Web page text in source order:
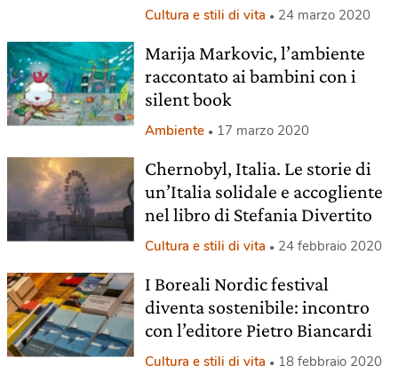
Cultura e stili di vita 24 marzo 2020
Marija Markovic, l’ambiente
raccontato ai bambini con i
silent book
Ambiente 17 marzo 2020
Chernobyl, Italia. Le storie di
un’Italia solidale e accogliente
nel libro di Stefania Divertito
Cultura e stili di vita 24 febbraio 2020
I Boreali Nordic festival
diventa sostenibile: incontro
con l’editore Pietro Biancardi
Cultura e stili di vita 18 febbraio 2020